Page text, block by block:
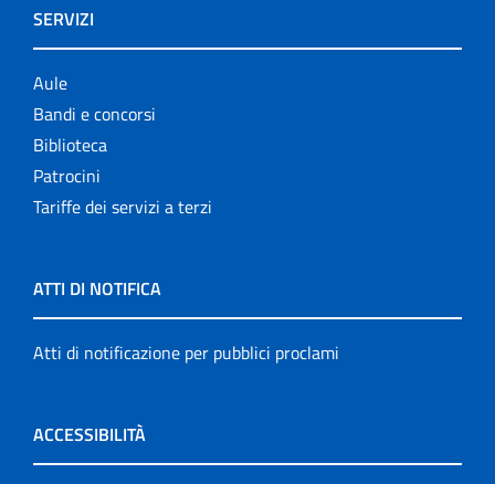
SERVIZI
Aule
Bandi e concorsi
Biblioteca
Patrocini
Tariffe dei servizi a terzi
ATTI DI NOTIFICA
Atti di notificazione per pubblici proclami
ACCESSIBILITÀ